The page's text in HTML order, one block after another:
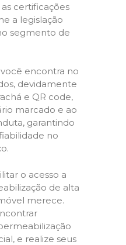
certificações
a legislação
segmento de
encontra no
devidamente
e QR code,
marcado e ao
garantindo
no
o acesso a
de alta
merece.
e realize seus